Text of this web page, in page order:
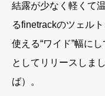
結露が少なく軽くて
るfinetrackのツェル
使える“ワイド”幅に
としてリリースしま
ば）。